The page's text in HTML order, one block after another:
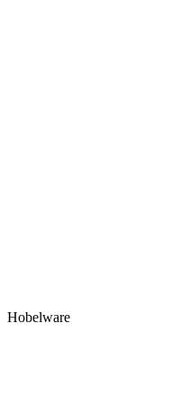
Hobelware